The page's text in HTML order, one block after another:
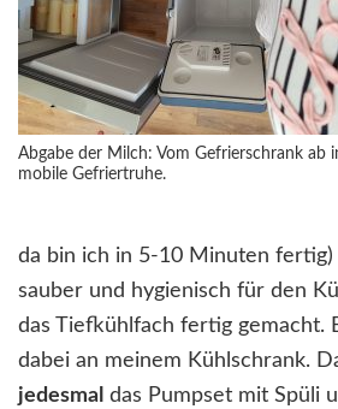
Abgabe der Milch: Vom Gefrierschrank ab
mobile Gefriertruhe.
da bin ich in 5-10 Minuten fertig)
sauber und hygienisch für den
das Tiefkühlfach fertig gemacht.
dabei an meinem Kühlschrank.
jedesmal das Pumpset mit Spüli